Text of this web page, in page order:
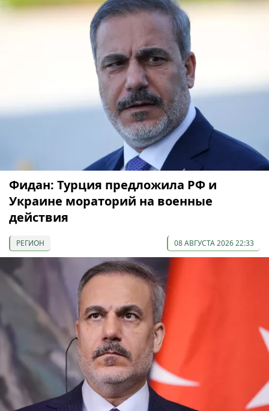
Фидан: Турция предложила РФ и
Украине мораторий на военные
действия
РЕГИОН 08 АВГУСТА 2026 22:33